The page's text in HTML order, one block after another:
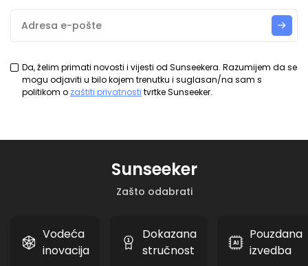
Da, želim primati novosti i vijesti od Sunseekera. Razumijem da se
mogu odjaviti u bilo kojem trenutku i suglasan/na sam s
politikom o zaštiti privatnosti tvrtke Sunseeker.
Zašto odabrati
Sunseeker
Vodeća
inovacija
Dokazana
stručnost
Pouzdana
izvedba